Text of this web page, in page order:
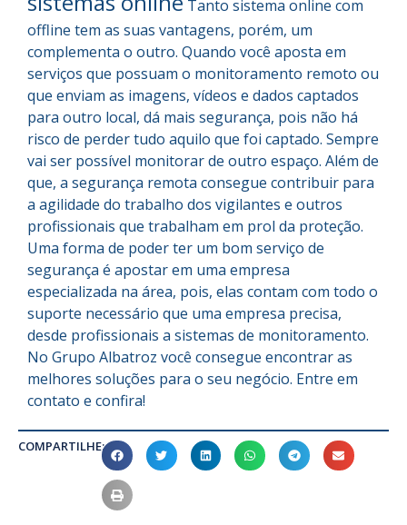
Tanto sistema online com
offline tem as suas vantagens, porém, um
complementa o outro. Quando você aposta em
serviços que possuam o monitoramento remoto ou
que enviam as imagens, vídeos e dados captados
para outro local, dá mais segurança, pois não há
risco de perder tudo aquilo que foi captado. Sempre
vai ser possível monitorar de outro espaço. Além de
que, a segurança remota consegue contribuir para
a agilidade do trabalho dos vigilantes e outros
profissionais que trabalham em prol da proteção.
Uma forma de poder ter um bom serviço de
segurança é apostar em uma empresa
especializada na área, pois, elas contam com todo o
suporte necessário que uma empresa precisa,
desde profissionais a sistemas de monitoramento.
No Grupo Albatroz você consegue encontrar as
melhores soluções para o seu negócio. Entre em
contato e confira!
COMPARTILHE: